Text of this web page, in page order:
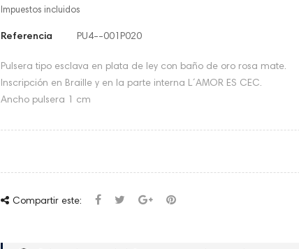
Impuestos incluidos
Referencia PU4--001P020
Pulsera tipo esclava en plata de ley con baño de oro rosa mate.
Inscripción en Braille y en la parte interna L´AMOR ES CEC.
Ancho pulsera 1 cm
Compartir este: